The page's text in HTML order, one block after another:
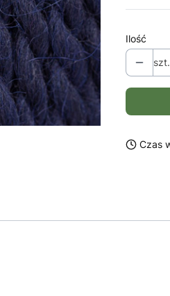
Ilość
szt.
Czas